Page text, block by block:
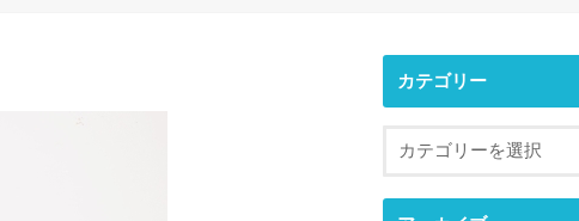
カテゴリー